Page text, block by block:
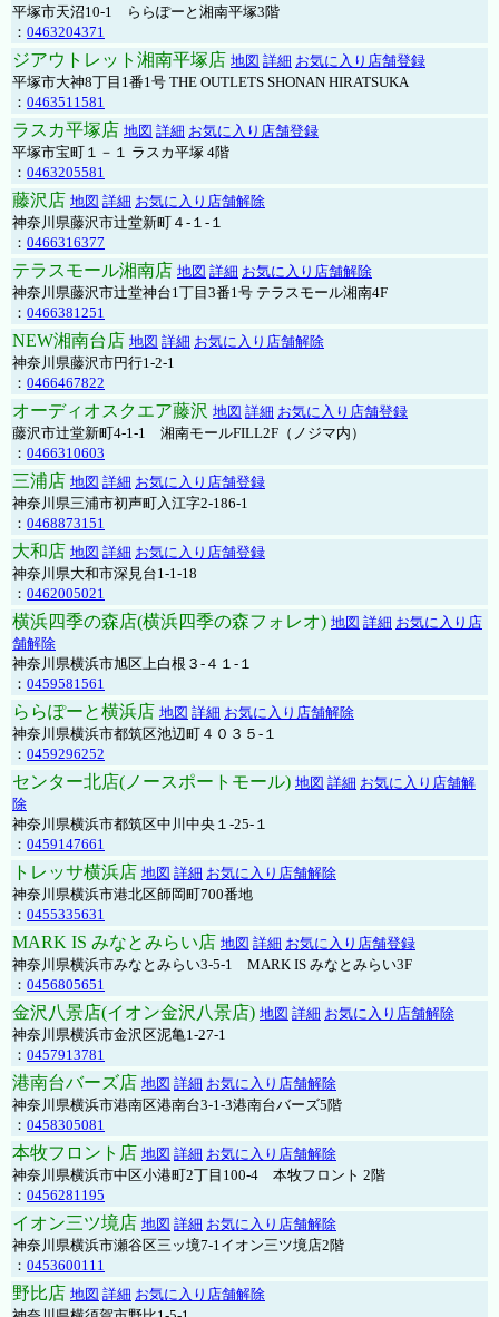
平塚市天沼10-1 ららぽーと湘南平塚3階
： 0463204371
ジアウトレット湘南平塚店 地図 詳細 お気に入り店舗登録
平塚市大神8丁目1番1号 THE OUTLETS SHONAN HIRATSUKA
： 0463511581
ラスカ平塚店 地図 詳細 お気に入り店舗登録
平塚市宝町１－１ ラスカ平塚 4階
： 0463205581
藤沢店 地図 詳細 お気に入り店舗解除
神奈川県藤沢市辻堂新町４-１-１
： 0466316377
テラスモール湘南店 地図 詳細 お気に入り店舗解除
神奈川県藤沢市辻堂神台1丁目3番1号 テラスモール湘南4F
： 0466381251
NEW湘南台店 地図 詳細 お気に入り店舗解除
神奈川県藤沢市円行1-2-1
： 0466467822
オーディオスクエア藤沢 地図 詳細 お気に入り店舗登録
藤沢市辻堂新町4-1-1 湘南モールFILL2F（ノジマ内）
： 0466310603
三浦店 地図 詳細 お気に入り店舗登録
神奈川県三浦市初声町入江字2-186-1
： 0468873151
大和店 地図 詳細 お気に入り店舗登録
神奈川県大和市深見台1-1-18
： 0462005021
横浜四季の森店(横浜四季の森フォレオ) 地図 詳細 お気に入り店
舗解除
神奈川県横浜市旭区上白根３-４１-１
： 0459581561
ららぽーと横浜店 地図 詳細 お気に入り店舗解除
神奈川県横浜市都筑区池辺町４０３５-１
： 0459296252
センター北店(ノースポートモール) 地図 詳細 お気に入り店舗解
除
神奈川県横浜市都筑区中川中央１-25-１
： 0459147661
トレッサ横浜店 地図 詳細 お気に入り店舗解除
神奈川県横浜市港北区師岡町700番地
： 0455335631
MARK IS みなとみらい店 地図 詳細 お気に入り店舗登録
神奈川県横浜市みなとみらい3-5-1 MARK IS みなとみらい3F
： 0456805651
金沢八景店(イオン金沢八景店) 地図 詳細 お気に入り店舗解除
神奈川県横浜市金沢区泥亀1-27-1
： 0457913781
港南台バーズ店 地図 詳細 お気に入り店舗解除
神奈川県横浜市港南区港南台3-1-3港南台バーズ5階
： 0458305081
本牧フロント店 地図 詳細 お気に入り店舗解除
神奈川県横浜市中区小港町2丁目100-4 本牧フロント 2階
： 0456281195
イオン三ツ境店 地図 詳細 お気に入り店舗解除
神奈川県横浜市瀬谷区三ッ境7-1イオン三ツ境店2階
： 0453600111
野比店 地図 詳細 お気に入り店舗解除